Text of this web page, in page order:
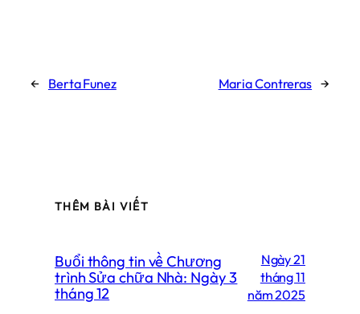
← Berta Funez Maria Contreras →
THÊM BÀI VIẾT
Buổi thông tin về Chương
trình Sửa chữa Nhà: Ngày 3
tháng 12
Ngày 21
tháng 11
năm 2025